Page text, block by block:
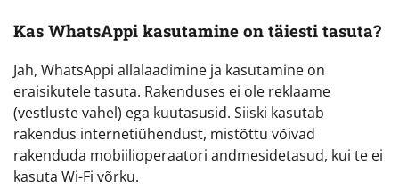
Kas WhatsAppi kasutamine on täiesti tasuta?
Jah, WhatsAppi allalaadimine ja kasutamine on
eraisikutele tasuta. Rakenduses ei ole reklaame
(vestluste vahel) ega kuutasusid. Siiski kasutab
rakendus internetiühendust, mistõttu võivad
rakenduda mobiilioperaatori andmesidetasud, kui te ei
kasuta Wi-Fi võrku.